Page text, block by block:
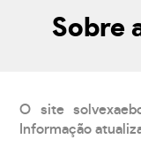
Sobre
O site
Informação